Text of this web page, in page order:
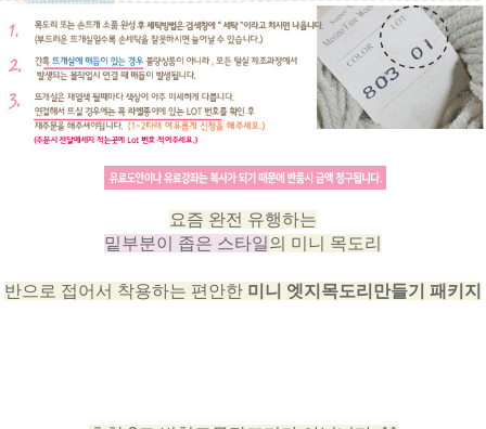
요즘 완전 유행하는
밑부분이 좁은 스타일의 미니 목도리
반으로 접어서 착용하는 편안한 미니 엣지목도리만들기 패키지